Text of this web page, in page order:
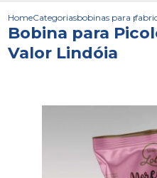
HomeCategoriasbobinas para
Bobina para
Valor Lindóia